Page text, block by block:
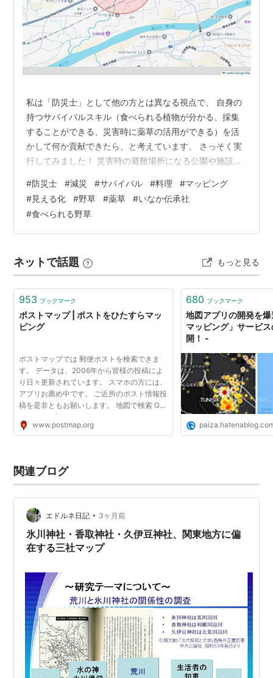
私は「防災士」として他の方とは異なる視点で、 自身の
持つサバイバルスキル（食べられる植物が分かる、採集
することができる、災害時に薬草の活用ができる）を活
かして何か貢献できたら、と考えています。 さっそく実
行してみました！ 災害時の避難場所になる公園や施設は
が生えていて、食べられるのか、薬になるのか、を知っ
ていると役に立つと思うので、私の居住地の指定避難所
から徒歩5分(300ｍ)圏内の、食べられる植物及び薬草を
調査。 徒歩5分圏内エリア ※徒歩5分圏内に絞った理由
ますが、食べられる植物に関しては、…
#防災士 #減災 #サバイバル #料理 #マッピング
#見える化 #野草 #薬草 #いなか伝承社
#食べられる野草
ネットで話題 もっと見る
953 ブックマーク
ポストマップ | ポストをひたすらマッ
ピング
ポストマップでは 郵便ポストを検索できま
す。 データは、2006年から皆様の投稿によ
り日々更新されています。 スマホの方には、
アプリお薦め中です。 ご近所のポスト情報投
稿を是非ともお願いします。 地図で検索 GO
iPhoneアプリ
www.postmap.org
680 ブックマーク
地図アプリの開発を
マッピング」サービ
開！ -
関連ブログ
エドルネ日記 • 3ヶ月前
氷川神社・香取神社・久伊豆神社、関東地方に偏
在する三社マップ